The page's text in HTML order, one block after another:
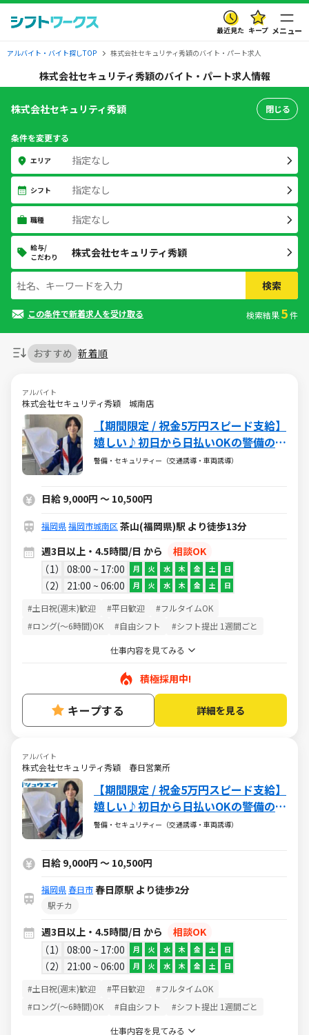
最近見た キープ メニュー
アルバイト・バイト探しTOP 株式会社セキュリティ秀穎のバイト・パート求人
株式会社セキュリティ秀穎のバイト・パート求人情報
おすすめ 新着順
アルバイト
株式会社セキュリティ秀穎 城南店
【期間限定 / 祝金5万円スピード支給】
嬉しい♪初日から日払いOKの警備のお
仕事
警備・セキュリティー（交通誘導・車両誘導）
日給 9,000円 ～ 10,500円
福岡県福岡市城南区 茶山(福岡県)駅 より徒歩13分
週3日以上・4.5時間/日 から
相談OK
1
08:00 ~ 17:00 月 火 水 木 金 土 日
2 21:00 ~ 06:00 月 火 水 木 金 土 日
#土日祝(週末)歓迎 #平日歓迎
#フルタイムOK
#ロング(～6時間)OK
#自由シフト #シフト提出 1週間ごと
仕事内容を見てみる
積極採用中!
キープする 詳細を見る
アルバイト
株式会社セキュリティ秀穎 春日営業所
【期間限定 / 祝金5万円スピード支給】
嬉しい♪初日から日払いOKの警備のお
仕事
警備・セキュリティー（交通誘導・車両誘導）
日給 9,000円 ～ 10,500円
福岡県 春日市春日原駅 より徒歩2分
駅チカ
週3日以上・4.5時間/日 から
相談OK
1
08:00 ~ 17:00 月 火 水 木 金 土 日
2 21:00 ~ 06:00 月 火 水 木 金 土 日
#土日祝(週末)歓迎 #平日歓迎
#フルタイムOK
#ロング(～6時間)OK
#自由シフト #シフト提出 1週間ごと
仕事内容を見てみる
株式会社セキュリティ秀穎 閉じる
条件を変更する
エリア 指定なし
シフト 指定なし
職種 指定なし
給与/
こだわり
株式会社セキュリティ秀穎
検索
この条件で新着求人を受け取る 検索結果5件